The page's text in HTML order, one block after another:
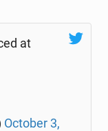
at
October 3,